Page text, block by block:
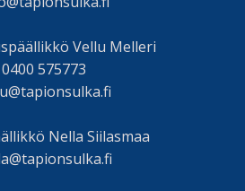
Vellu Melleri
0400 575773
Nella Siilasmaa